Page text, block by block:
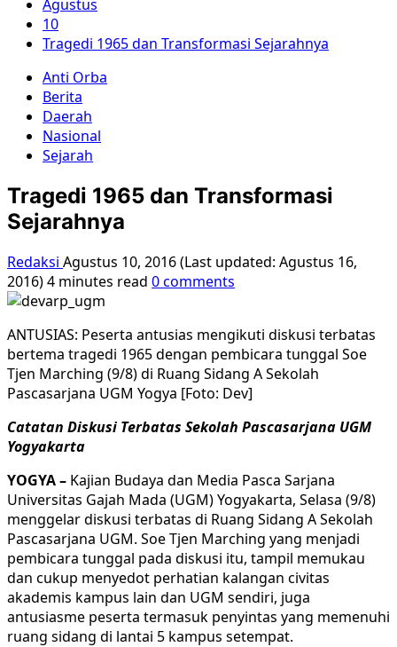
Agustus
10
Tragedi 1965 dan Transformasi Sejarahnya
Anti Orba
Berita
Daerah
Nasional
Sejarah
Tragedi 1965 dan Transformasi
Sejarahnya
Redaksi Agustus 10, 2016 (Last updated: Agustus 16,
2016)4 minutes read 0 comments
ANTUSIAS: Peserta antusias mengikuti diskusi terbatas
bertema tragedi 1965 dengan pembicara tunggal Soe
Tjen Marching (9/8) di Ruang Sidang A Sekolah
Pascasarjana UGM Yogya [Foto: Dev]
Catatan Diskusi Terbatas Sekolah Pascasarjana UGM
Yogyakarta
YOGYA – Kajian Budaya dan Media Pasca Sarjana
Universitas Gajah Mada (UGM) Yogyakarta, Selasa (9/8)
menggelar diskusi terbatas di Ruang Sidang A Sekolah
Pascasarjana UGM. Soe Tjen Marching yang menjadi
pembicara tunggal pada diskusi itu, tampil memukau
dan cukup menyedot perhatian kalangan civitas
akademis kampus lain dan UGM sendiri, juga
antusiasme peserta termasuk penyintas yang memenuhi
ruang sidang di lantai 5 kampus setempat.